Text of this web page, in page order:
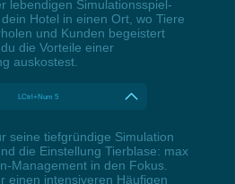
lebendigen Simulationsspiel-
Hotel in einen Ort, wo Tiere
und Kunden begeistert
die Vorteile einer
auskostest.
LCtrl+Num 5
seine tiefgründige Simulation
die Einstellung Tierblase: max
Management in den Fokus.
einen intensiveren Häufigen